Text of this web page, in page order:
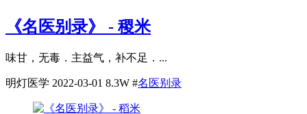
《名医别录》 - 稷米
味甘，无毒．主益气，补不足．...
明灯医学 2022-03-01 8.3W #名医别录